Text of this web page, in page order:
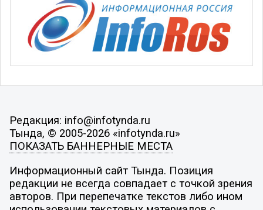
Редакция: info@infotynda.ru
Тында, © 2005-2026 «infotynda.ru»
ПОКАЗАТЬ БАННЕРНЫЕ МЕСТА
Информационный сайт Тында. Позиция
редакции не всегда совпадает с точкой зрения
авторов. При перепечатке текстов либо ином